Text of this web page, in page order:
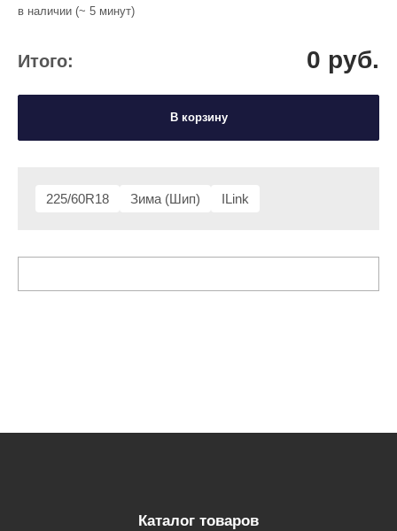
225/60R18 Зима (Шип) ILink
в наличии (~ 5 минут)
Итого: 0 руб.
В корзину
Каталог товаров